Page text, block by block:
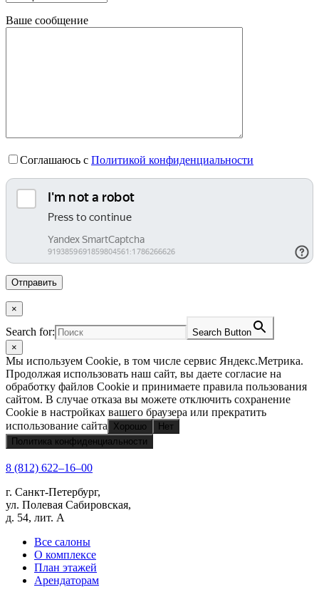
Ваше сообщение
Соглашаюсь с Политикой конфиденциальности
×
Search for:
Search Button
×
Мы используем Cookie, в том числе сервис Яндекс.Метрика.
Продолжая использовать наш сайт, вы даете согласие на
обработку файлов Cookie и принимаете правила пользования
сайтом. В случае отказа вы можете отключить сохранение
Cookie в настройках вашего браузера или прекратить
использование сайта
Хорошо
Нет
Политика конфиденциальности
8 (812) 622‒16‒00
г. Санкт-Петербург,
ул. Полевая Сабировская,
д. 54, лит. А
Все салоны
О комплексе
План этажей
Арендаторам